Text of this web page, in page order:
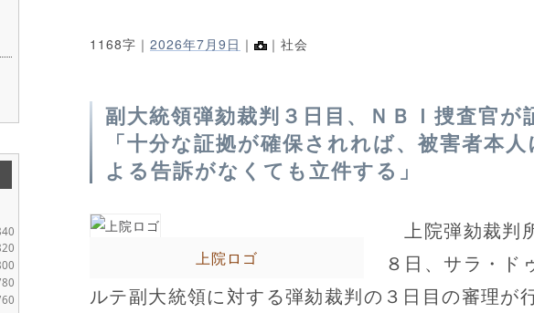
1168字｜ 2026年7月9日 ｜ ｜社会
副大統領弾劾裁判３日目、ＮＢＩ捜査官が
「十分な証拠が確保されれば、被害者本
よる告訴がなくても立件する」
上院ロゴ
上院弾劾裁判
８日、サラ・ド
ルテ副大統領に対する弾劾裁判の３日目の審理が